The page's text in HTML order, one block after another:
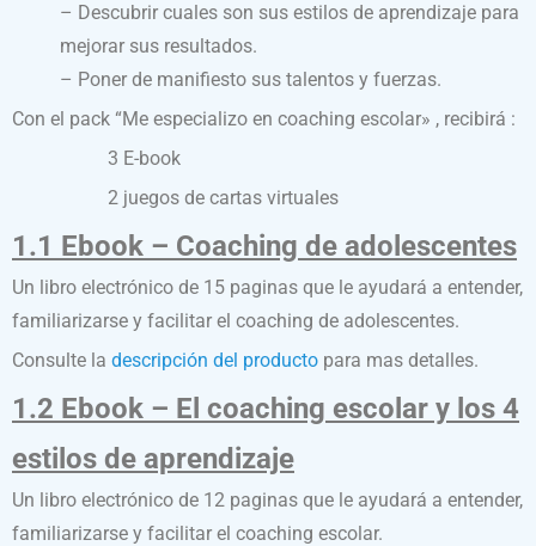
– Descubrir cuales son sus estilos de aprendizaje para
mejorar sus resultados.
– Poner de manifiesto sus talentos y fuerzas.
Con el pack “Me especializo en coaching escolar» , recibirá :
3 E-book
2 juegos de cartas virtuales
1.1 Ebook – Coaching de adolescentes
Un libro electrónico de 15 paginas que le ayudará a entender,
familiarizarse y facilitar el coaching de adolescentes.
Consulte la descripción del producto para mas detalles.
1.2 Ebook – El coaching escolar y los 4
estilos de aprendizaje
Un libro electrónico de 12 paginas que le ayudará a entender,
familiarizarse y facilitar el coaching escolar.